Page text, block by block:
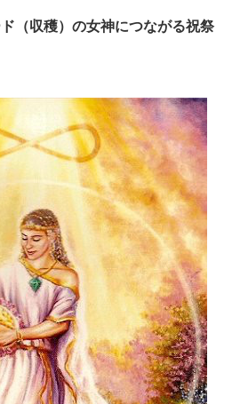
（収穫）の女神につながる祝祭